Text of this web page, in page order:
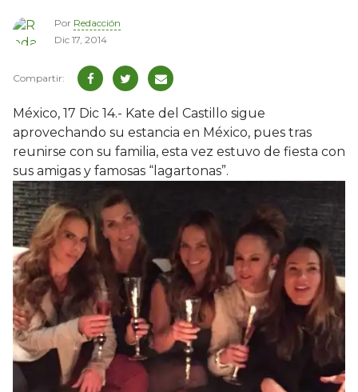
Por Redacción
Dic 17, 2014
México, 17 Dic 14.- Kate del Castillo sigue
aprovechando su estancia en México, pues tras
reunirse con su familia, esta vez estuvo de fiesta con
sus amigas y famosas “lagartonas”.